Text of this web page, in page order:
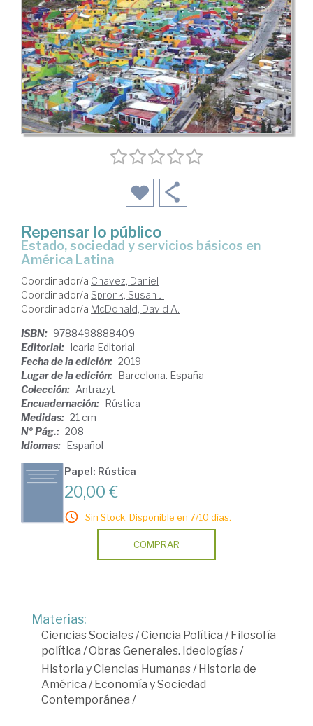
Repensar lo público
Estado, sociedad y servicios básicos en
América Latina
Coordinador/a Chavez, Daniel
Coordinador/a Spronk, Susan J.
Coordinador/a McDonald, David A.
ISBN: 9788498888409
Editorial: Icaria Editorial
Fecha de la edición: 2019
Lugar de la edición: Barcelona. España
Colección: Antrazyt
Encuadernación: Rústica
Medidas: 21 cm
Nº Pág.: 208
Idiomas: Español
Papel: Rústica
20,00 €
Sin Stock. Disponible en 7/10 días.
COMPRAR
Materias:
Ciencias Sociales/Ciencia Política /Filosofía
política /Obras Generales. Ideologías/
Historia y Ciencias Humanas/Historia de
América /Economía y Sociedad
Contemporánea /